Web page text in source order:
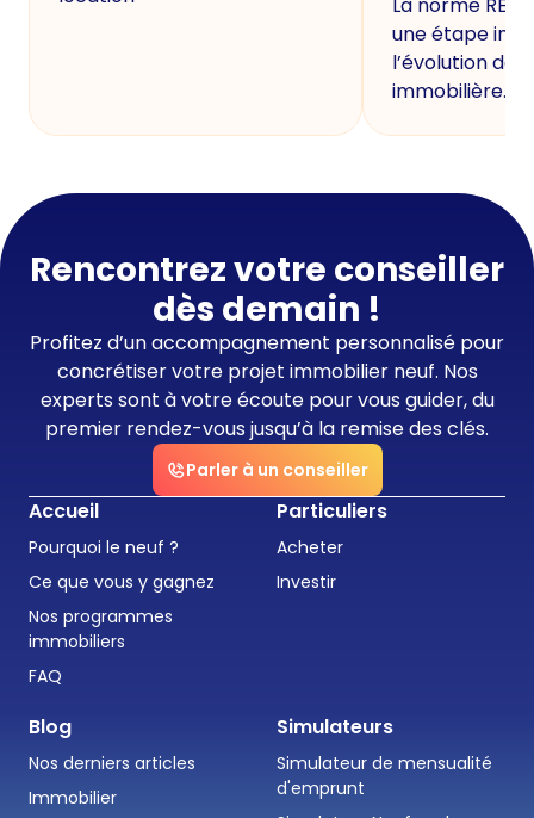
une étape
l’évolution de
immobilière.
Rencontrez votre conseiller
dès demain !
Profitez d’un accompagnement personnalisé pour
concrétiser votre projet immobilier neuf. Nos
experts sont à votre écoute pour vous guider, du
premier rendez-vous jusqu’à la remise des clés.
Parler à un conseiller
Accueil
Pourquoi le neuf ?
Ce que vous y gagnez
Nos programmes
immobiliers
FAQ
Particuliers
Acheter
Investir
Blog
Nos derniers articles
Immobilier
Simulateurs
Simulateur de mensualité
d'emprunt